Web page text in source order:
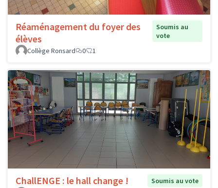
Réaménagement du foyer des
élèves
Soumis au
vote
Collège Ronsard
0 1
ChallENGE : le hall change !
Soumis au vote